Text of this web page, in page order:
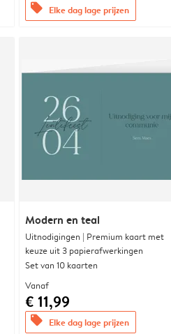
offers Elke dag lage prijzen
Modern en teal
Uitnodigingen | Premium kaart met
keuze uit 3 papierafwerkingen
Set van 10 kaarten
Vanaf
€ 11,99
offers Elke dag lage prijzen